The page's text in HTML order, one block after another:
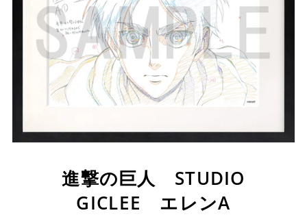
進撃の巨人 STUDIO
GICLEE エレンA